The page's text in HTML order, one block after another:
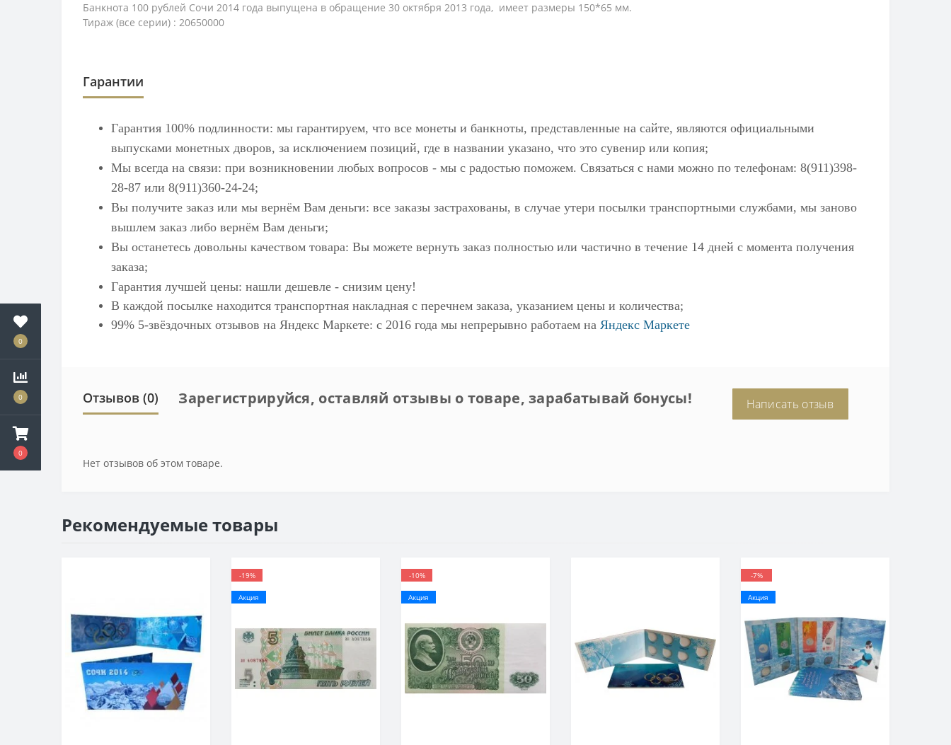
0
0
0
Банкнота 100 рублей Сочи 2014 года выпущена в обращение 30 октября 2013 года, имеет размеры 150*65 мм.
Тираж (все серии) : 20650000
Гарантии
Гарантия 100% подлинности: мы гарантируем, что все монеты и банкноты, представленные на сайте, являются официальными
выпусками монетных дворов, за исключением позиций, где в названии указано, что это сувенир или копия;
Мы всегда на связи: при возникновении любых вопросов - мы с радостью поможем. Связаться с нами можно по телефонам: 8(911)398-
28-87 или 8(911)360-24-24;
Вы получите заказ или мы вернём Вам деньги: все заказы застрахованы, в случае утери посылки транспортными службами, мы заново
вышлем заказ либо вернём Вам деньги;
Вы останетесь довольны качеством товара: Вы можете вернуть заказ полностью или частично в течение 14 дней с момента получения
заказа;
Гарантия лучшей цены: нашли дешевле - снизим цену!
В каждой посылке находится транспортная накладная с перечнем заказа, указанием цены и количества;
99% 5-звёздочных отзывов на Яндекс Маркете: с 2016 года мы непрерывно работаем на Яндекс Маркете
Отзывов (0) Зарегистрируйся, оставляй отзывы о товаре, зарабатывай бонусы! Написать отзыв
Нет отзывов об этом товаре.
Рекомендуемые товары
-19%
Акция
-10%
Акция
-7%
Акция